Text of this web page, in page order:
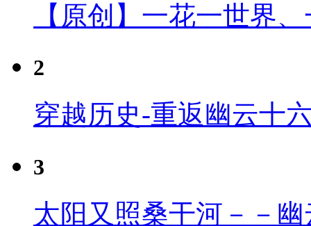
【原创】一花一世界
2
穿越历史-重返幽云十
3
太阳又照桑干河－－